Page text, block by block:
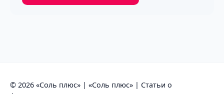
© 2026 «Соль плюс» | «Соль плюс» | Статьи о